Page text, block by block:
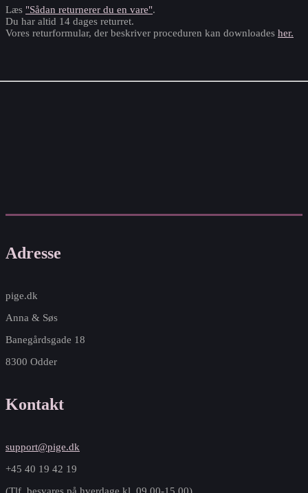
Læs "Sådan returnerer du en vare".
Du har altid 14 dages returret.
Vores returformular, der beskriver proceduren kan downloades her.
Adresse
pige.dk
Anna & Søs
Banegårdsgade 18
8300 Odder
Kontakt
support@pige.dk
+45 40 19 42 19
(Tlf. besvares på hverdage kl. 09.00-15.00)